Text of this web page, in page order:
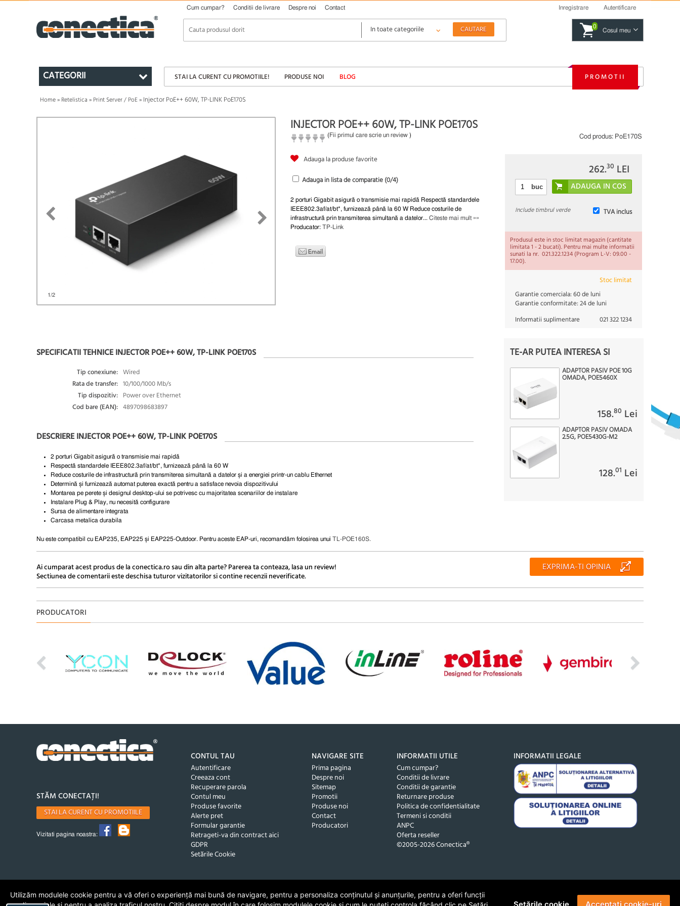
Cum cumpar? Conditii de livrare Despre noi Contact Inregistrare Autentificare
0
Cosul meu
CATEGORII STAI LA CURENT CU PROMOTIILE! PRODUSE NOI BLOG PROMOTII
Home» Retelistica » Print Server / PoE» Injector PoE++ 60W, TP-LINK PoE170S
1/2
INJECTOR POE++ 60W, TP-LINK POE170S
(Fii primul care scrie un review ) Cod produs: PoE170S
Adauga la produse favorite
Adauga in lista de comparatie (0/4)
2 porturi Gigabit asigură o transmisie mai rapidă Respectă standardele
IEEE802.3af/at/bt*, furnizează până la 60 W Reduce costurile de
infrastructură prin transmiterea simultană a datelor... Citeste mai mult »»
Producator: TP-Link
262.30 LEI
buc
TVA inclus
Include timbrul verde
Produsul este in stoc limitat magazin (cantitate
limitata 1 - 2 bucati). Pentru mai multe informatii
sunati la nr. 021.322.1234 (Program L-V: 09.00 -
17.00).
Stoc limitat
Garantie comerciala:60 de luni
Garantie conformitate:24 de luni
Informatii suplimentare
021 322 1234
SPECIFICATII TEHNICE INJECTOR POE++ 60W, TP-LINK POE170S
Tip conexiune: Wired
Rata de transfer: 10/100/1000 Mb/s
Tip dispozitiv: Power over Ethernet
Cod bare (EAN): 4897098683897
DESCRIERE INJECTOR POE++ 60W, TP-LINK POE170S
2 porturi Gigabit asigură o transmisie mai rapidă
Respectă standardele IEEE802.3af/at/bt*, furnizează până la 60 W
Reduce costurile de infrastructură prin transmiterea simultană a datelor și a energiei printr-un cablu Ethernet
Determină și furnizează automat puterea exactă pentru a satisface nevoia dispozitivului
Montarea pe perete și designul desktop-ului se potrivesc cu majoritatea scenariilor de instalare
Instalare Plug & Play, nu necesită configurare
Sursa de alimentare integrata
Carcasa metalica durabila
Nu este compatibil cu EAP235, EAP225 și EAP225-Outdoor. Pentru aceste EAP-uri, recomandăm folosirea unui TL-POE160S.
TE-AR PUTEA INTERESA SI
ADAPTOR PASIV POE 10G
OMADA, POE5460X
158.80 Lei
ADAPTOR PASIV OMADA
2.5G, POE5430G-M2
128.01 Lei
Ai cumparat acest produs de la conectica.ro sau din alta parte? Parerea ta conteaza, lasa un review!
Sectiunea de comentarii este deschisa tuturor vizitatorilor si contine recenzii neverificate.
EXPRIMA-TI OPINIA
PRODUCATORI
STĂM CONECTAȚI!
STAI LA CURENT CU PROMOTIILE
Vizitati pagina noastra:
CONTUL TAU
Autentificare
Creeaza cont
Recuperare parola
Contul meu
Produse favorite
Alerte pret
Formular garantie
Retrageti-va din contract aici
GDPR
Setările Cookie
NAVIGARE SITE
Prima pagina
Despre noi
Sitemap
Promotii
Produse noi
Contact
Producatori
INFORMATII UTILE
Cum cumpar?
Conditii de livrare
Conditii de garantie
Returnare produse
Politica de confidentialitate
Termeni si conditii
ANPC
Oferta reseller
©2005-2026 Conectica®
INFORMATII LEGALE
Utilizăm modulele cookie pentru a vă oferi o experiență mai bună de navigare, pentru a personaliza conținutul și anunțurile, pentru a oferi funcții